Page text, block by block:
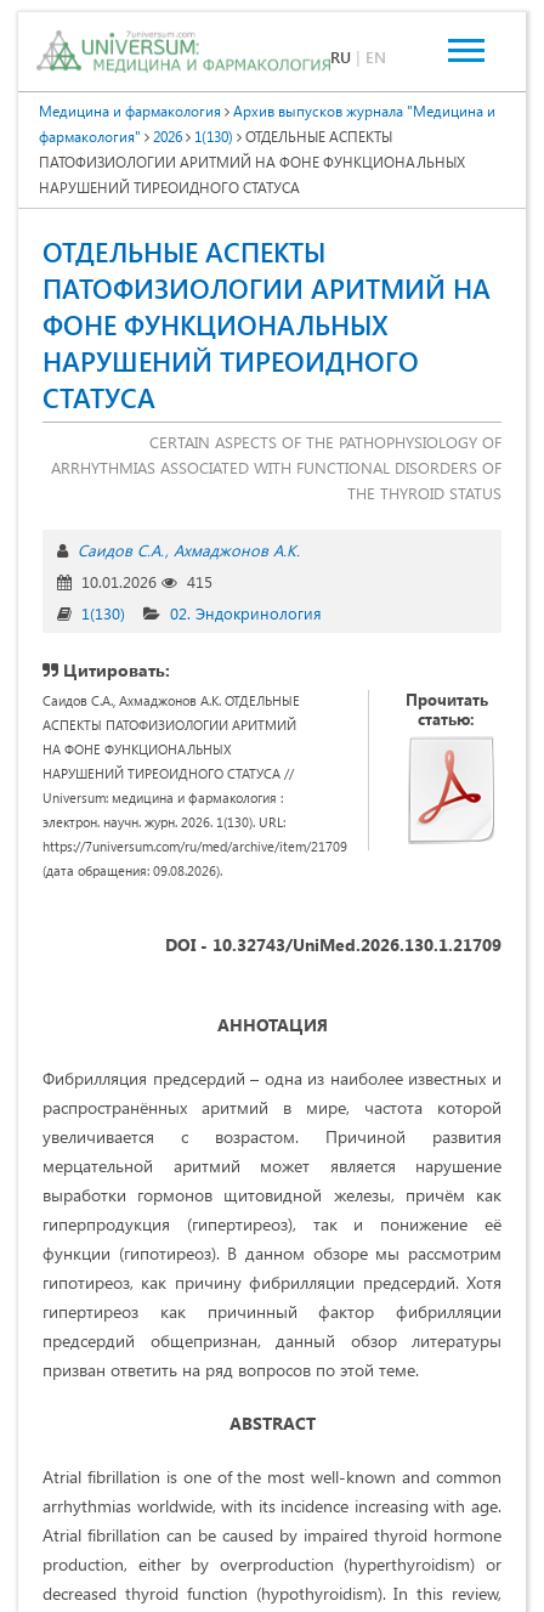
RU | EN
Медицина и фармакология
Архив выпусков журнала "Медицина и
фармакология"
2026 1(130)
ОТДЕЛЬНЫЕ АСПЕКТЫ
ПАТОФИЗИОЛОГИИ АРИТМИЙ НА ФОНЕ ФУНКЦИОНАЛЬНЫХ
НАРУШЕНИЙ ТИРЕОИДНОГО СТАТУСА
ОТДЕЛЬНЫЕ АСПЕКТЫ
ПАТОФИЗИОЛОГИИ АРИТМИЙ НА
ФОНЕ ФУНКЦИОНАЛЬНЫХ
НАРУШЕНИЙ ТИРЕОИДНОГО
СТАТУСА
CERTAIN ASPECTS OF THE PATHOPHYSIOLOGY OF
ARRHYTHMIAS ASSOCIATED WITH FUNCTIONAL DISORDERS OF
THE THYROID STATUS
Саидов С.А. Ахмаджонов А.К.
10.01.2026
415
1(130)
02. Эндокринология
Цитировать:
Саидов С.А., Ахмаджонов А.К. ОТДЕЛЬНЫЕ
АСПЕКТЫ ПАТОФИЗИОЛОГИИ АРИТМИЙ
НА ФОНЕ ФУНКЦИОНАЛЬНЫХ
НАРУШЕНИЙ ТИРЕОИДНОГО СТАТУСА //
Universum: медицина и фармакология :
электрон. научн. журн. 2026. 1(130). URL:
https://7universum.com/ru/med/archive/item/21709
(дата обращения: 09.08.2026).
Прочитать
статью:
DOI - 10.32743/UniMed.2026.130.1.21709
АННОТАЦИЯ
Фибрилляция предсердий – одна из наиболее известных и
распространённых аритмий в мире, частота которой
увеличивается с возрастом. Причиной развития
мерцательной аритмий может является нарушение
выработки гормонов щитовидной железы, причём как
гиперпродукция (гипертиреоз), так и понижение её
функции (гипотиреоз). В данном обзоре мы рассмотрим
гипотиреоз, как причину фибрилляции предсердий. Хотя
гипертиреоз как причинный фактор фибрилляции
предсердий общепризнан, данный обзор литературы
призван ответить на ряд вопросов по этой теме.
ABSTRACT
Atrial fibrillation is one of the most well-known and common
arrhythmias worldwide, with its incidence increasing with age.
Atrial fibrillation can be caused by impaired thyroid hormone
production, either by overproduction (hyperthyroidism) or
decreased thyroid function (hypothyroidism). In this review,